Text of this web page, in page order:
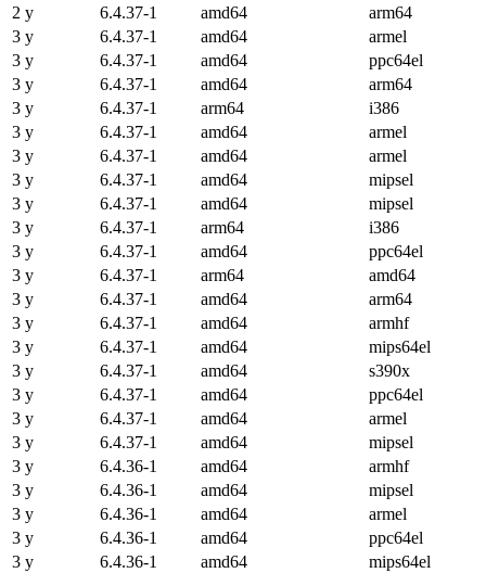
2 y
6.4.37-1 amd64
arm64
3 y
6.4.37-1 amd64
armel
3 y
6.4.37-1 amd64
ppc64el
3 y
6.4.37-1 amd64
arm64
3 y
6.4.37-1 arm64
i386
3 y
6.4.37-1 amd64
armel
3 y
6.4.37-1 amd64
armel
3 y
6.4.37-1 amd64
mipsel
3 y
6.4.37-1 amd64
mipsel
3 y
6.4.37-1 arm64
i386
3 y
6.4.37-1 amd64
ppc64el
3 y
6.4.37-1 arm64
amd64
3 y
6.4.37-1 amd64
arm64
3 y
6.4.37-1 amd64
armhf
3 y
6.4.37-1 amd64
mips64el
3 y
6.4.37-1 amd64
s390x
3 y
6.4.37-1 amd64
ppc64el
3 y
6.4.37-1 amd64
armel
3 y
6.4.37-1 amd64
mipsel
3 y
6.4.36-1 amd64
armhf
3 y
6.4.36-1 amd64
mipsel
3 y
6.4.36-1 amd64
armel
3 y
6.4.36-1 amd64
ppc64el
3 y
6.4.36-1 amd64
mips64el